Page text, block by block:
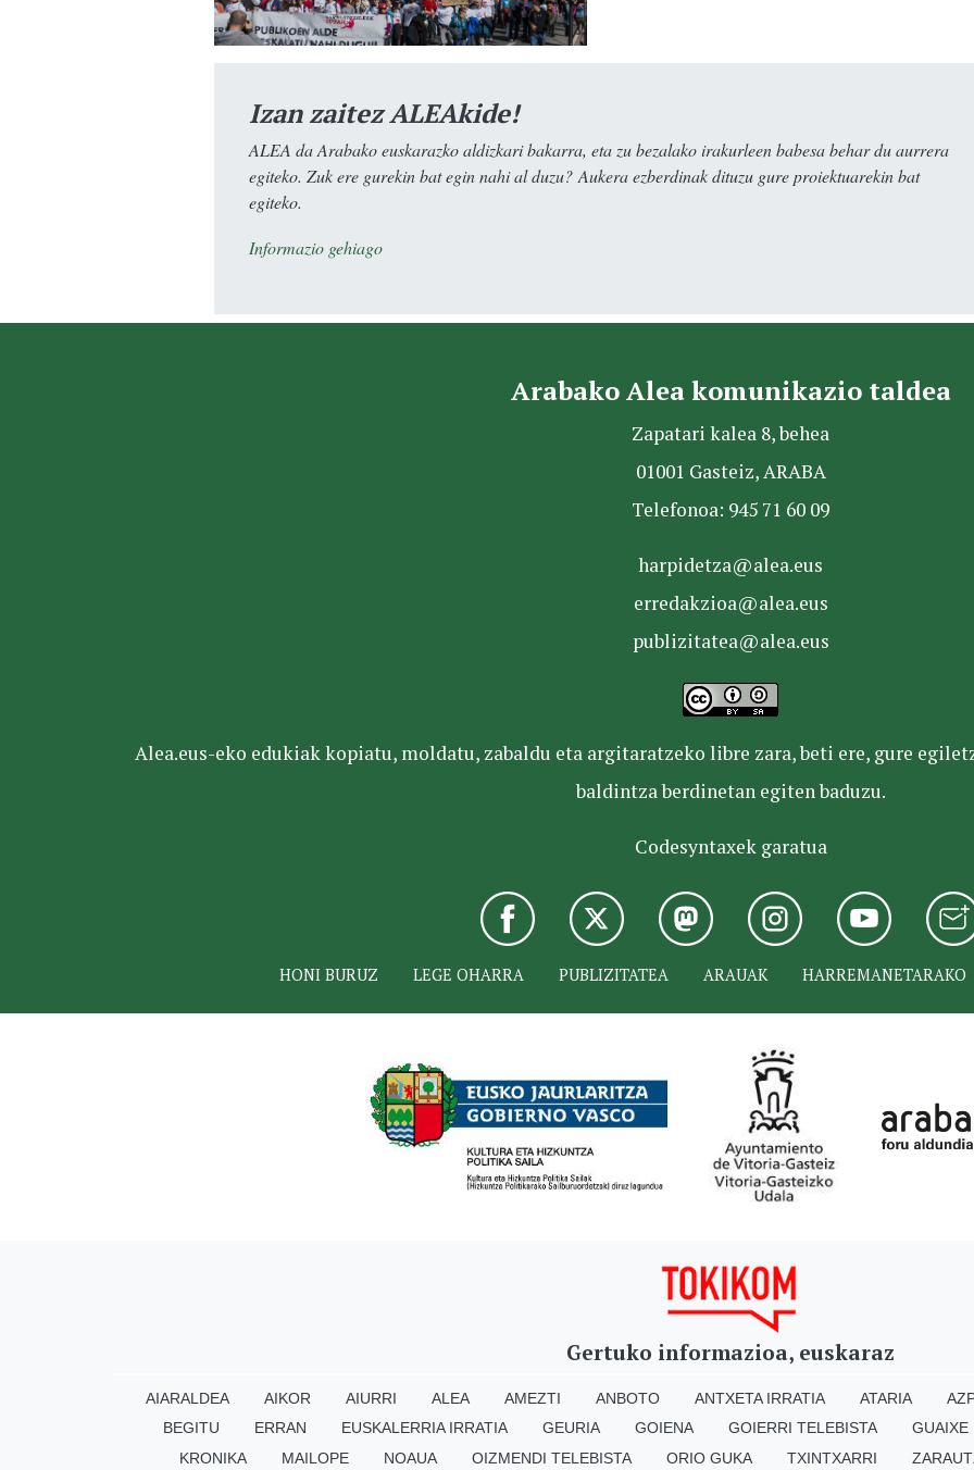
Izan zaitez ALEAkide!
ALEA da Arabako euskarazko aldizkari bakarra, eta zu bezalako irakurleen babesa behar du aurrera
egiteko. Zuk ere gurekin bat egin nahi al duzu? Aukera ezberdinak dituzu gure proiektuarekin bat
egiteko.
Informazio gehiago
Arabako Alea komunikazio taldea
Zapatari kalea 8, behea
01001 Gasteiz, ARABA
Telefonoa: 945 71 60 09
harpidetza@alea.eus
erredakzioa@alea.eus
publizitatea@alea.eus
Alea.eus-eko edukiak kopiatu, moldatu, zabaldu eta argitaratzeko libre zara, beti ere, gure
baldintza berdinetan egiten baduzu.
Codesyntaxek garatua
HONI BURUZ LEGE OHARRA PUBLIZITATEA ARAUAK HARREMANETARAKO
Gertuko informazioa, euskaraz
AIARALDEA AIKOR AIURRI ALEA AMEZTI ANBOTO ANTXETA IRRATIA ATARIA
BEGITU
ERRAN EUSKALERRIA IRRATIA GEURIA GOIENA GOIERRI TELEBISTA
GUAIXE
KRONIKA
MAILOPE NOAUA OIZMENDI TELEBISTA ORIO GUKA TXINTXARRI